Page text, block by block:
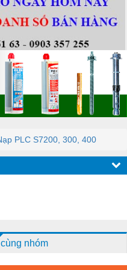
PLC S7200, 300, 400
nhóm